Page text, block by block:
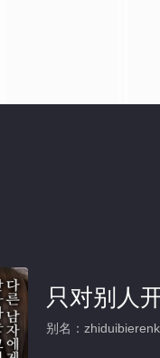
只对别人
别名：